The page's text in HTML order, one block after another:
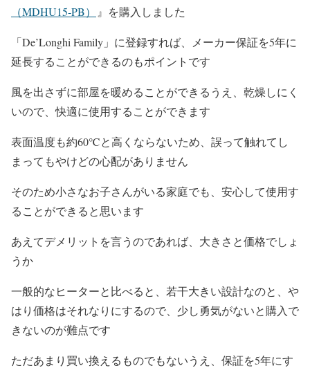
（MDHU15‐PB）
』を購入しました
「De’Longhi Family」に登録すれば、メーカー保証を5年に
延長することができるのもポイントです
風を出さずに部屋を暖めることができるうえ、乾燥しにく
いので、快適に使用することができます
表面温度も約60℃と高くならないため、誤って触れてし
まってもやけどの心配がありません
そのため小さなお子さんがいる家庭でも、安心して使用す
ることができると思います
あえてデメリットを言うのであれば、大きさと価格でしょ
うか
一般的なヒーターと比べると、若干大きい設計なのと、や
はり価格はそれなりにするので、少し勇気がないと購入で
きないのが難点です
ただあまり買い換えるものでもないうえ、保証を5年にす